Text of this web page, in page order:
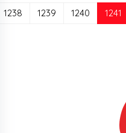
1238 1239 1240 1241